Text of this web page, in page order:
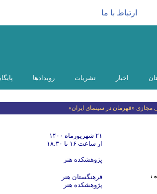
ارتباط با ما
اخبار نشریات رویدادها
«قهرمان در سینمای ایران»
۲۱ شهریورماه ۱۴۰۰
از ساعت ۱۶ تا ۱۸:۳۰
پژوهشکده هنر
:
فرهنگستان هنر
پژوهشکده هنر